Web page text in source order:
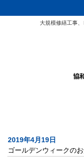
大規模修繕工事
2019年4月19日
ゴールデンウィークの